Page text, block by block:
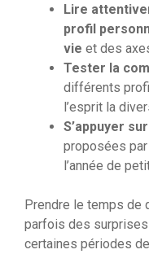
Lire
profil
vie et des
Tester la
différents
l’esprit la
S’appuyer
proposées
l’année de
Prendre le temps de
parfois des
certaines périodes